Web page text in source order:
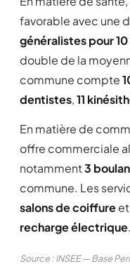
favorable avec une
généralistes pour
double de la
commune compte
dentistes,11
En matière de
offre commerciale
notamment3
commune. Les
salons de coiffureet
recharge électrique.
Source : INSEE — Base